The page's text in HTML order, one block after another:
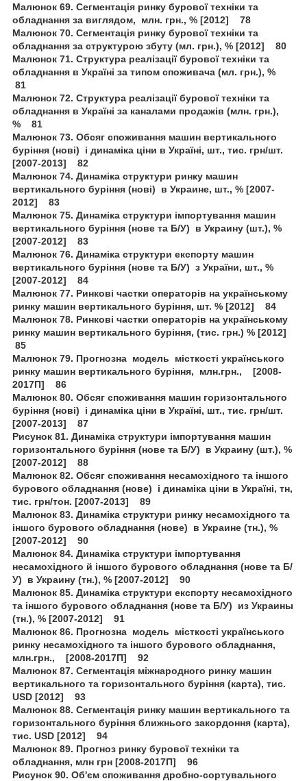
Малюнок 69. Сегментація ринку бурової техніки та
обладнання за виглядом, млн. грн., % [2012] 78
Малюнок 70. Сегментація ринку бурової техніки та
обладнання за структурою збуту (мл. грн.), % [2012] 80
Малюнок 71. Структура реалізації бурової техніки та
обладнання в Україні за типом споживача (мл. грн.), %
81
Малюнок 72. Структура реалізації бурової техніки та
обладнання в Україні за каналами продажів (млн. грн.),
% 81
Малюнок 73. Обсяг споживання машин вертикального
буріння (нові) і динаміка ціни в Україні, шт., тис. грн/шт.
[2007-2013] 82
Малюнок 74. Динаміка структури ринку машин
вертикального буріння (нові) в Украине, шт., % [2007-
2012] 83
Малюнок 75. Динаміка структури імпортування машин
вертикального буріння (нове та Б/У) в Украину (шт.), %
[2007-2012] 83
Малюнок 76. Динаміка структури експорту машин
вертикального буріння (нове та Б/У) з України, шт., %
[2007-2012] 84
Малюнок 77. Ринкові частки операторів на українському
ринку машин вертикального буріння, шт. % [2012] 84
Малюнок 78. Ринкові частки операторів на українському
ринку машин вертикального буріння, (тис. грн.) % [2012]
85
Малюнок 79. Прогнозна модель місткості українського
ринку машин вертикального буріння, млн.грн., [2008-
2017П] 86
Малюнок 80. Обсяг споживання машин горизонтального
буріння (нові) і динаміка ціни в Україні, шт., тис. грн/шт.
[2007-2013] 87
Рисунок 81. Динаміка структури імпортування машин
горизонтального буріння (нове та Б/У) в Украину (шт.), %
[2007-2012] 88
Малюнок 82. Обсяг споживання несамохідного та іншого
бурового обладнання (нове) і динаміка ціни в Україні, тн,
тис. грн/тон. [2007-2013] 89
Малюнок 83. Динаміка структури ринку несамохідного та
іншого бурового обладнання (нове) в Украине (тн.), %
[2007-2012] 90
Малюнок 84. Динаміка структури імпортування
несамохідного й іншого бурового обладнання (нове та Б/
У) в Украину (тн.), % [2007-2012] 90
Малюнок 85. Динаміка структури експорту несамохідного
та іншого бурового обладнання (нове та Б/У) из Украины
(тн.), % [2007-2012] 91
Малюнок 86. Прогнозна модель місткості українського
ринку несамохідного та іншого бурового обладнання,
млн.грн., [2008-2017П] 92
Малюнок 87. Сегментація міжнародного ринку машин
вертикального та горизонтального буріння (карта), тис.
USD [2012] 93
Малюнок 88. Сегментація ринку машин вертикального та
горизонтального буріння ближнього закордоння (карта),
тис. USD [2012] 94
Малюнок 89. Прогноз ринку бурової техніки та
обладнання, млн грн [2008-2017П] 96
Рисунок 90. Об'єм споживання дробно-сортувального